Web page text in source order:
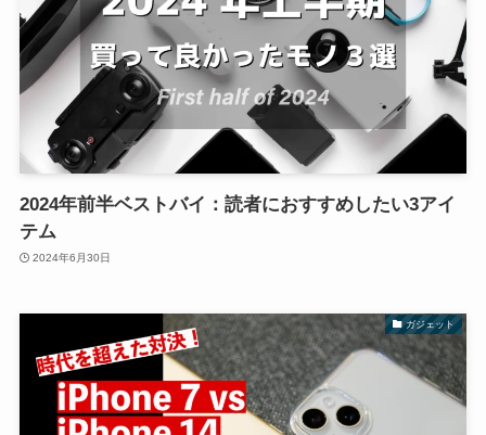
2024年前半ベストバイ：読者におすすめしたい3アイ
テム
2024年6月30日
ガジェット